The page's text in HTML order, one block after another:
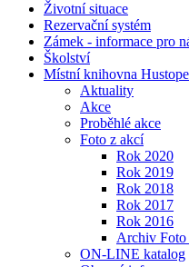
Životní situace
Rezervační systém
Zámek - informace pro
Školství
Místní knihovna
Aktuality
Akce
Proběhlé akce
Foto z akcí
Rok 2020
Rok 2019
Rok 2018
Rok 2017
Rok 2016
Archiv Foto
ON-LINE katalog